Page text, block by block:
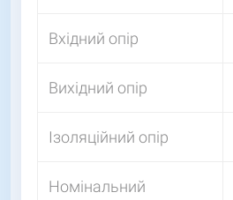
Вхідний опір
Вихідний опір
Ізоляційний опір
Номінальний